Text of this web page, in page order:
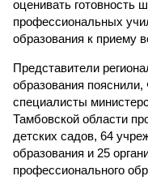
оценивать готовность
профессиональных
образования к приему
Представители
образования пояснили,
специалисты
Тамбовской области
детских садов, 64
образования и 25
профессионального